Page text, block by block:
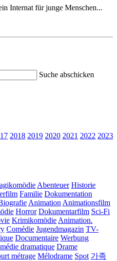
Internat für junge Menschen...
Suche abschicken
2018 2019 2020 2021 2022 2023
Abenteuer Historie
Familie Dokumentation
AnimationAnimationsfilm
Horror Dokumentarfilm Sci-Fi
KrimikomödieAnimation.
Comédie Jugendmagazin TV-
Documentaire Werbung
dramatique Drame
métrage Mélodrame Spot 가족